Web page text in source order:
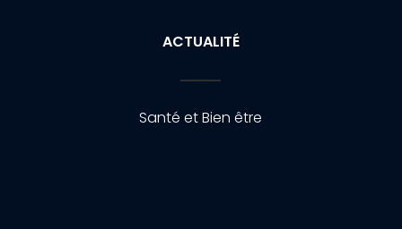
ACTUALITÉ
Santé et Bien être